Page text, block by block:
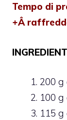
Tempo di
+Â
200 g
100
115 g